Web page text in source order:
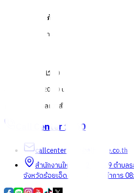
ชำระเงินปลอดภัย
หลากหลายช่องทาง
Call Center 1160
ทุกวัน 08:00 - 20:00 น.
เกี่ยวกับโกลบอลเฮ้าส์
Call Center1160
callcenter@globalhouse.co.th
สำนักงานใหญ่: 232 หมู่ที่ 19 ตำบล
จังหวัดร้อยเอ็ด 45000 (เวลาทำการ